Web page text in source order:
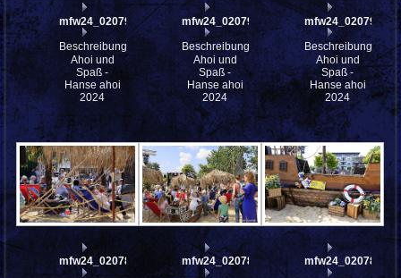
mfw24_0207931
Beschreibung:
Ahoi und
Spaß -
Hanse ahoi
2024
mfw24_0207926
Beschreibung:
Ahoi und
Spaß -
Hanse ahoi
2024
mfw24_0207924
Beschreibung:
Ahoi und
Spaß -
Hanse ahoi
2024
mfw24_0207883
mfw24_0207881
mfw24_0207898